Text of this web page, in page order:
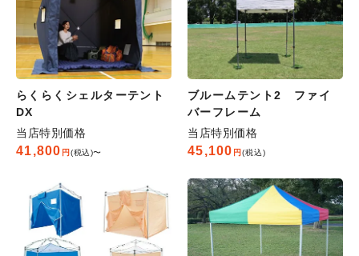
らくらくシェルターテント
DX
当店特別価格
41,800 税込 〜
ブルームテント2 ファイ
バーフレーム
当店特別価格
45,100 税込